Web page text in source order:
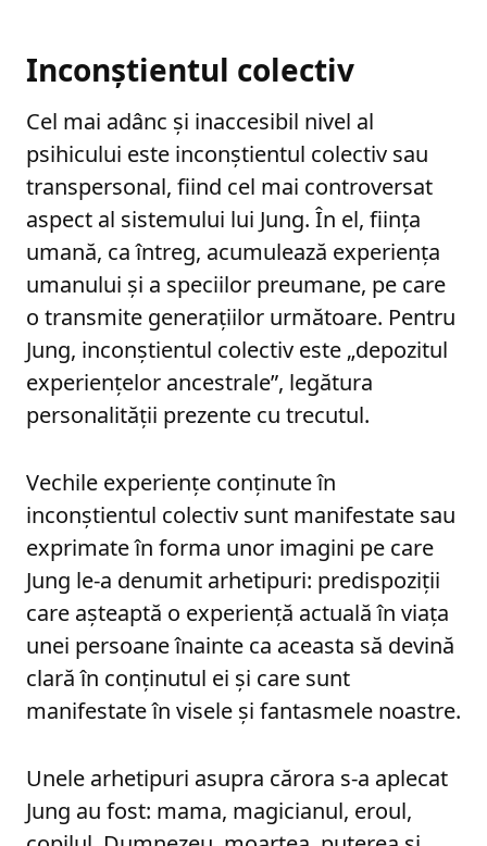
Inconștientul colectiv
Cel mai adânc și inaccesibil nivel al
psihicului este inconștientul colectiv sau
transpersonal, fiind cel mai controversat
aspect al sistemului lui Jung. În el, ființa
umană, ca întreg, acumulează experiența
umanului și a speciilor preumane, pe care
o transmite generațiilor următoare. Pentru
Jung, inconștientul colectiv este „depozitul
experiențelor ancestrale”, legătura
personalității prezente cu trecutul.
Vechile experiențe conținute în
inconștientul colectiv sunt manifestate sau
exprimate în forma unor imagini pe care
Jung le-a denumit arhetipuri: predispoziții
care așteaptă o experiență actuală în viața
unei persoane înainte ca aceasta să devină
clară în conținutul ei și care sunt
manifestate în visele și fantasmele noastre.
Unele arhetipuri asupra cărora s-a aplecat
Jung au fost: mama, magicianul, eroul,